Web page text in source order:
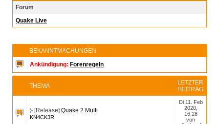
Forum
Quake Live
BEKANNTMACHUNGEN
Ankündigung: Forenregeln
THEMA
LETZTER
BEITRAG
[Release] Quake 2 Multi
KN4CK3R
Di 11. Feb
2020,
16:28
von